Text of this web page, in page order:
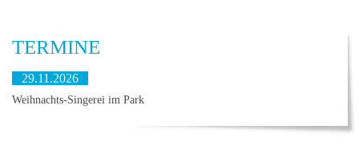
TERMINE
29.11.2026
Weihnachts-Singerei im Park